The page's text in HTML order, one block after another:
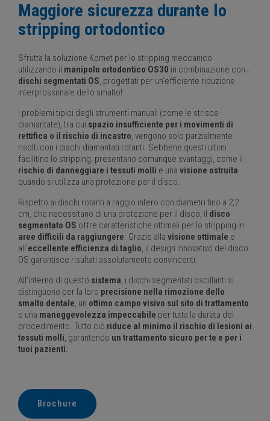
Maggiore sicurezza durante lo
stripping ortodontico
Sfrutta la soluzione Komet per lo stripping meccanico
utilizzando il manipolo ortodontico OS30 in combinazione con i
dischi segmentati OS, progettati per un’efficiente riduzione
interprossimale dello smalto!
I problemi tipici degli strumenti manuali (come le strisce
diamantate), tra cui spazio insufficiente per i movimenti di
rettifica o il rischio di incastro, vengono solo parzialmente
risolti con i dischi diamantati rotanti. Sebbene questi ultimi
facilitino lo stripping, presentano comunque svantaggi, come il
rischio di danneggiare i tessuti molli e una visione ostruita
quando si utilizza una protezione per il disco.
Rispetto ai dischi rotanti a raggio intero con diametri fino a 2,2
cm, che necessitano di una protezione per il disco, il disco
segmentato OS offre caratteristiche ottimali per lo stripping in
aree difficili da raggiungere. Grazie alla visione ottimale e
all’eccellente efficienza di taglio, il design innovativo del disco
OS garantisce risultati assolutamente convincenti.
All'interno di questo sistema, i dischi segmentati oscillanti si
distinguono per la loro precisione nella rimozione dello
smalto dentale, un ottimo campo visivo sul sito di trattamento
e una maneggevolezza impeccabile per tutta la durata del
procedimento. Tutto ciò riduce al minimo il rischio di lesioni ai
tessuti molli, garantendo un trattamento sicuro per te e per i
tuoi pazienti.
Brochure